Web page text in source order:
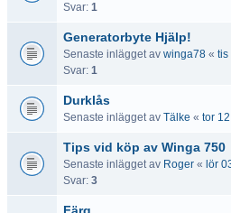
Svar: 1
Generatorbyte Hjälp!
Senaste inlägget av winga78 « tis
Svar: 1
Durklås
Senaste inlägget av Tälke « tor
Tips vid köp av Winga 750
Senaste inlägget av Roger « lör
Svar: 3